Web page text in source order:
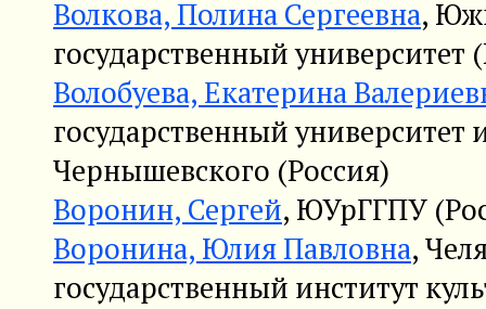
Волкова, Полина Сергеевна,
государственный университет
Волобуева, Екатерина
государственный
Чернышевского (Россия)
Воронин, Сергей, ЮУрГГПУ
Воронина, Юлия Павловна,
государственный институт